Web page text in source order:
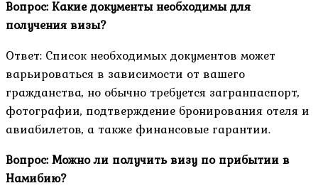
Вопрос: Какие документы необходимы для
получения визы?
Ответ: Список необходимых документов может
варьироваться в зависимости от вашего
гражданства, но обычно требуется загранпаспорт,
фотографии, подтверждение бронирования отеля и
авиабилетов, а также финансовые гарантии.
Вопрос: Можно ли получить визу по прибытии в
Намибию?